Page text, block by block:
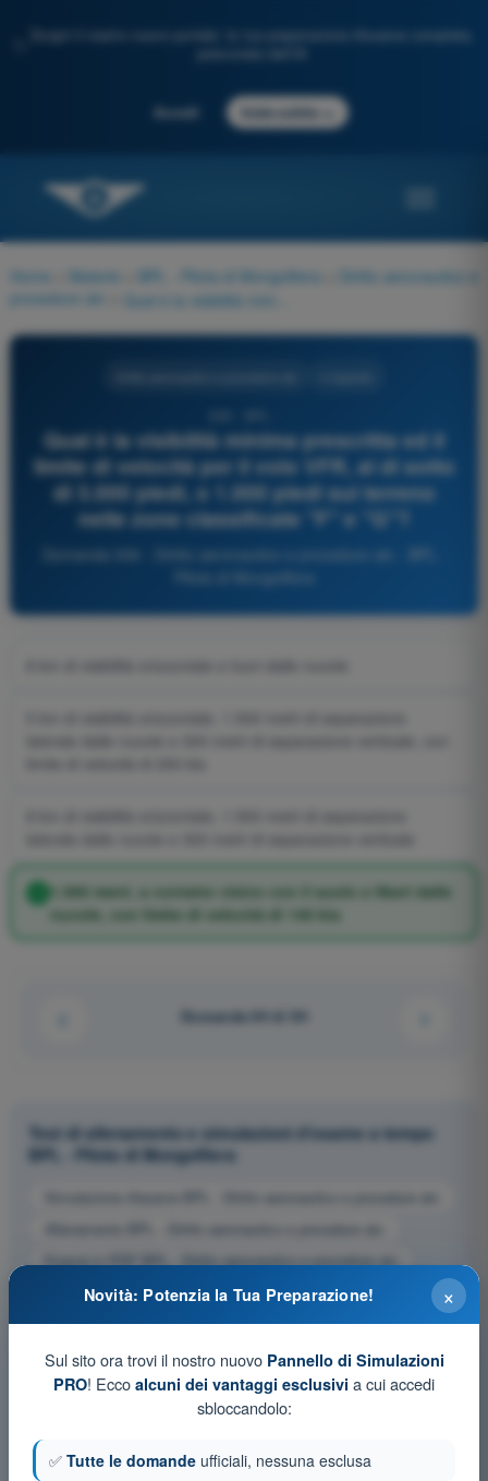
Scopri il nostro nuovo portale: la tua preparazione d'esame completa,
Accedi Inizia subito
Home Materie BPL - Pilota di Mongolfiera
Diritto aeronautico e
procedure atc
Qual è la visibilità minima prescritta ed il
limite di velocità per il volo VFR, al di sotto
di 3.000 piedi, o 1.000 piedi sul terreno
nelle zone classificate "F" e "G"?
1.500 metri, a contatto visivo con il suolo e liberi dalle
nuvole, con limite di velocità di 140 kts
Domanda 64 di 94
Test di allenamento e simulazioni d'esame a tempo
BPL - Pilota di Mongolfiera
Simulazione d'esame BPL - Diritto aeronautico e procedure atc
Allenamento BPL - Diritto aeronautico e procedure atc
Esame in PDF BPL - Diritto aeronautico e procedure atc
×
Novità: Potenzia la Tua Preparazione!
Sul sito ora trovi il nostro nuovo Pannello di Simulazioni
PRO! Ecco alcuni dei vantaggi esclusivi a cui accedi
sbloccandolo:
✅ Tutte le domande ufficiali, nessuna esclusa